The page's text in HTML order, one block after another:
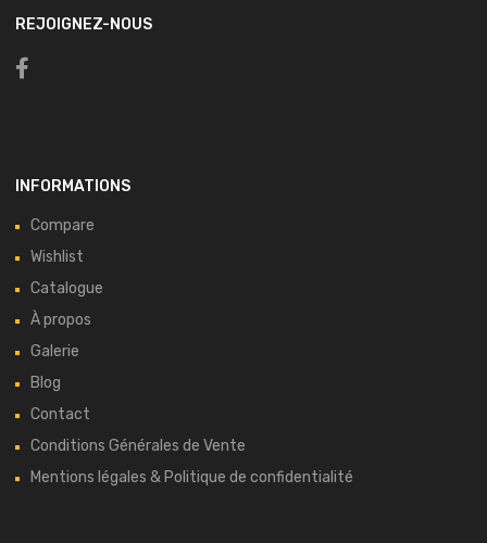
REJOIGNEZ-NOUS
INFORMATIONS
Compare
Wishlist
Catalogue
À propos
Galerie
Blog
Contact
Conditions Générales de Vente
Mentions légales & Politique de confidentialité